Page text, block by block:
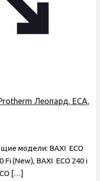
Леопард, ECA,
модели: BAXI ECO
Fi (New), BAXI ECO 240 i
[…]